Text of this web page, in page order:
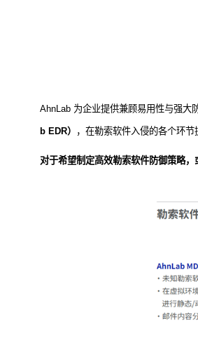
AhnLab 为企业提供兼顾易用性与强大
b EDR） ，在勒索软件入侵的各个环
对于希望制定高效勒索软件防御策略